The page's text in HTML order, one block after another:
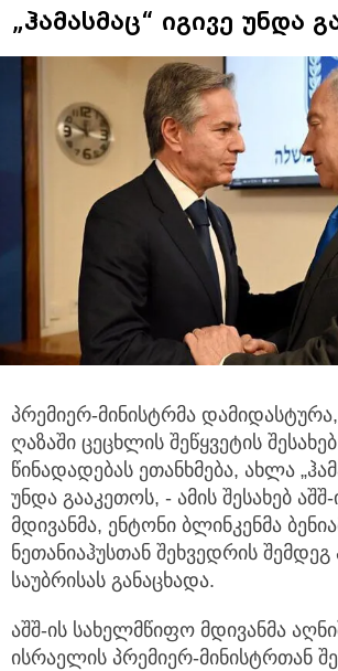
„ჰამასმაც“ იგივე უნდა
პრემიერ-მინისტრმა
ღაზაში ცეცხლის შეწყვეტის
წინადადებას ეთანხმება, ახლა
უნდა გააკეთოს, - ამის შესახებ
მდივანმა, ენტონი ბლინკენმა
ნეთანიაჰუსთან შეხვედრის შემდეგ
საუბრისას განაცხადა.
აშშ-ის სახელმწიფო მდივანმა
ისრაელის პრემიერ-მინისტრთან